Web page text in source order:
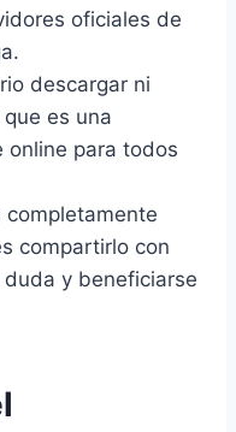
oficiales de
descargar ni
es una
online para todos
completamente
compartirlo con
y beneficiarse